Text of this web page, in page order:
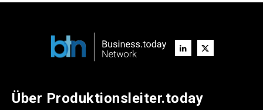
Über Produktionsleiter.today